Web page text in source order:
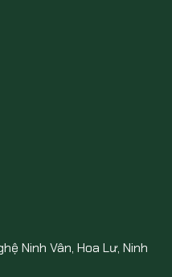
Ninh Vân, Hoa Lư, Ninh